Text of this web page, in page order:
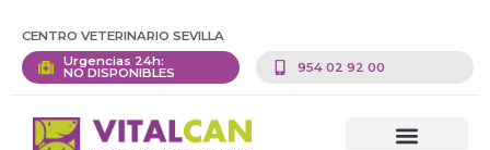
CENTRO VETERINARIO SEVILLA
Urgencias 24h:
NO DISPONIBLES 954 02 92 00